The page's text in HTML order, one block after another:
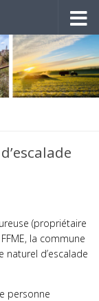
(propriétaire
la commune
naturel d’escalade
personne